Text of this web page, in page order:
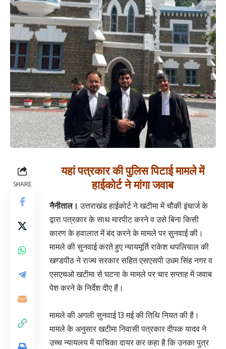
SHARE
यहां पत्रकार की पुलिस पिटाई मामले में
हाईकोर्ट ने मांगा जवाब
नैनीताल। उत्तराखंड हाईकोर्ट ने खटीमा में चौकी इंचार्ज के
द्वारा पत्रकार के साथ मारपीट करने व उसे बिना किसी
कारण के हवालात में बंद करने के मामले पर सुनवाई की।
मामले की सुनवाई करते हुए न्यायमूर्ति राकेश थपलियाल की
खण्डपीठ ने राज्य सरकार सहित एसएसपी उधम सिंह नगर व
एसएचओ खटीमा से घटना के मामले पर चार सप्ताह में जवाब
पेश करने के निर्देश दीए हैं।
मामले की अगली सुनवाई 13 मई की तिथि नियत की है।
मामले के अनुसार खटीमा निवासी पत्रकार दीपक यादव ने
उच्च न्यायलय में याचिका दायर कर कहा है कि उनका पुत्र